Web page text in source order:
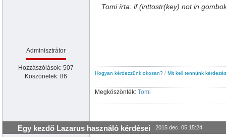
Adminisztrátor
Hozzászólások: 507
Köszönetek: 86
Tomi írta: if (inttostr(key) not in
Hogyan kérdezzünk okosan? / Mit kell tennünk
Megköszönték: Tomi
Egy kezdő Lazarus használó kérdései 2015 dec. 05 15:24